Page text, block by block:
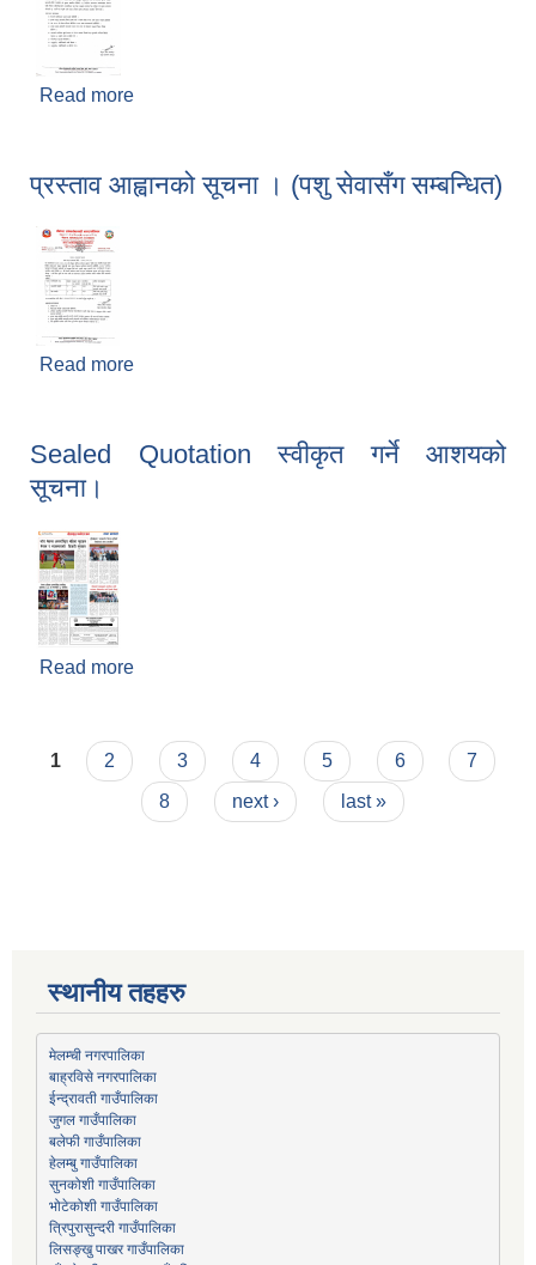
Read more
प्रस्ताव आह्वानको सूचना । (पशु सेवासँग सम्बन्धित)
Read more
Sealed Quotation स्वीकृत गर्ने आशयको
सूचना।
Read more
Pages
1 2 3 4 5 6
7
8
next › last »
स्थानीय तहहरु
मेलम्ची नगरपालिका
बाह्रविसे नगरपालिका
ईन्द्रावती गाउँपालिका
जुगल गाउँपालिका
बलेफी गाउँपालिका
हेलम्बु गाउँपालिका
सुनकोशी गाउँपालिका
भोटेकोशी गाउँपालिका
त्रिपुरासुन्दरी गाउँपालिका
लिसङ्खु पाखर गाउँपालिका